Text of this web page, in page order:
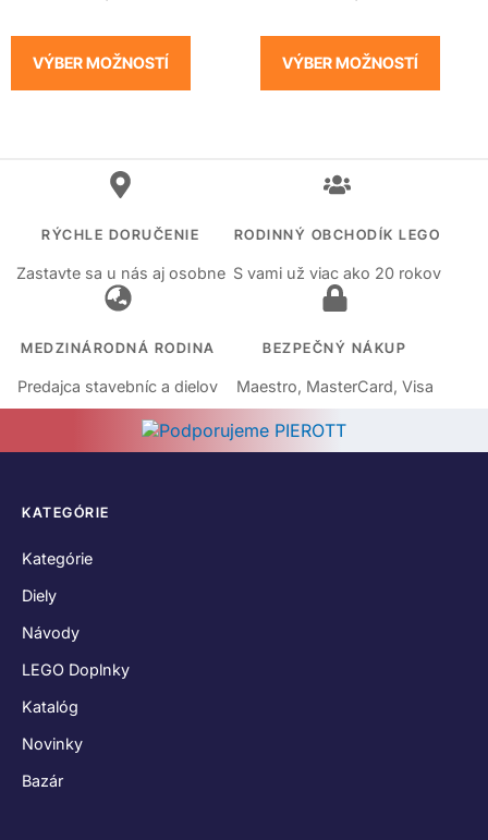
VÝBER MOŽNOSTÍ VÝBER MOŽNOSTÍ
RÝCHLE DORUČENIE
Zastavte sa u nás aj osobne
RODINNÝ OBCHODÍK LEGO
S vami už viac ako 20 rokov
MEDZINÁRODNÁ RODINA
Predajca stavebníc a dielov
BEZPEČNÝ NÁKUP
Maestro, MasterCard, Visa
KATEGÓRIE
Kategórie
Diely
Návody
LEGO Doplnky
Katalóg
Novinky
Bazár